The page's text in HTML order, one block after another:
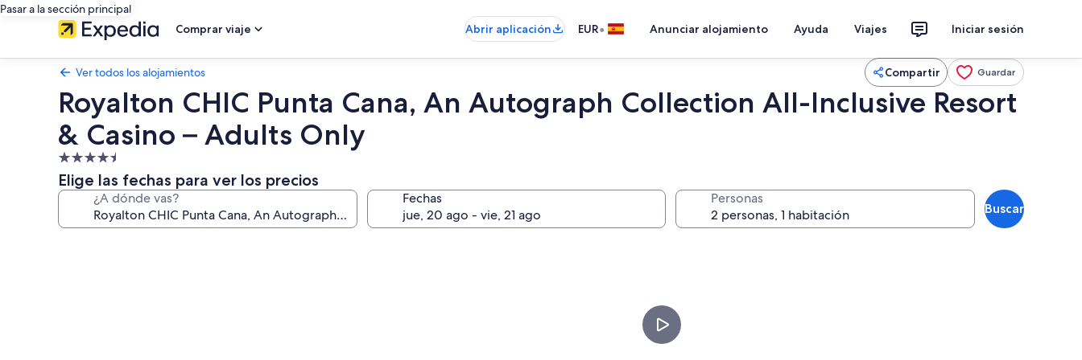
Pasar a la sección principal
Comprar viaje
Abrir aplicación EUR• Anunciar alojamiento Ayuda Viajes Iniciar sesión
Ver todos los alojamientos Compartir Guardar
Royalton CHIC Punta Cana, An Autograph Collection All-Inclusive Resort
& Casino – Adults Only
Alojamiento
de
4.5 estrellas
Elige las fechas para ver los precios
¿A dónde vas? Fechas Personas
Buscar